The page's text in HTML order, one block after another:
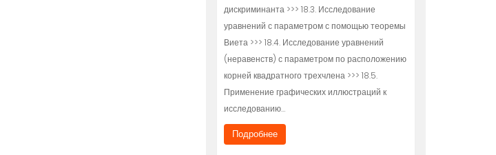
дискриминанта >>> 18.3. Исследование
уравнений с параметром с помощью теоремы
Виета >>> 18.4. Исследование уравнений
(неравенств) с параметром по расположению
корней квадратного трехчлена >>> 18.5.
Применение графических иллюстраций к
исследованию…
Подробнее